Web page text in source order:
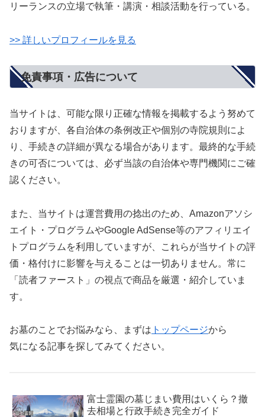
リーランスの立場で執筆・講演・相談活動を行っている。
>> 詳しいプロフィールを見る
免責事項・広告について
当サイトは、可能な限り正確な情報を掲載するよう努めて
おりますが、各自治体の条例改正や個別の寺院規則によ
り、手続きの詳細が異なる場合があります。最終的な手続
きの可否については、必ず当該の自治体や専門機関にご確
認ください。
また、当サイトは運営費用の捻出のため、Amazonアソシ
エイト・プログラムやGoogle AdSense等のアフィリエイ
トプログラムを利用していますが、これらが当サイトの評
価・格付けに影響を与えることは一切ありません。常に
「読者ファースト」の視点で商品を厳選・紹介していま
す。
お墓のことでお悩みなら、まずは トップページから
気になる記事を探してみてください。
富士霊園の墓じまい費用はいくら？撤
去相場と行政手続き完全ガイド